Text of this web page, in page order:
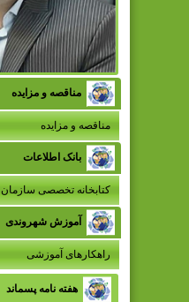
مناقصه و مزایده
مناقصه و مزایده
بانک اطلاعات
کتابخانه تخصصی سازمان
آموزش شهروندی
راهکارهای آموزشی
هفته نامه پسماند